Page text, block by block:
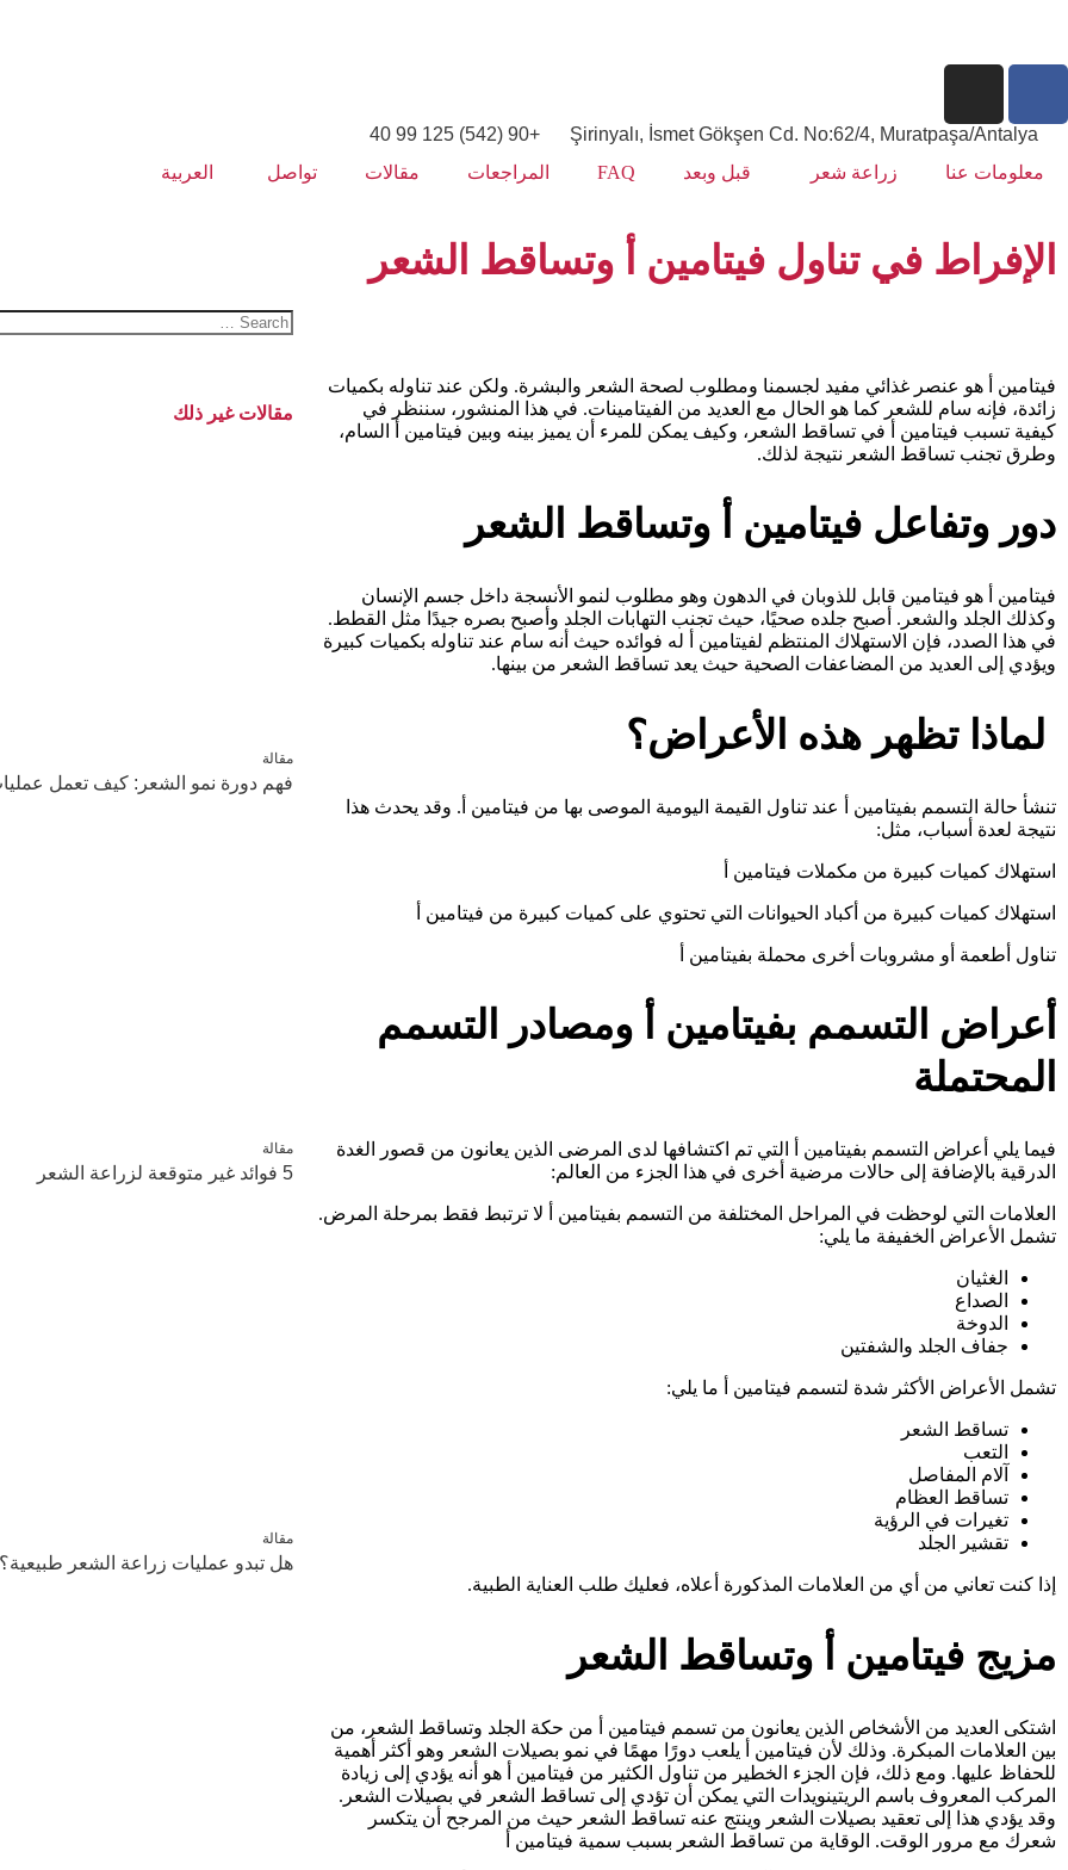
Şirinyalı, İsmet Gökşen Cd. No:62/4, Muratpaşa/Antalya
+90 (542) 125 99 40
معلومات عنا
زراعة شعر قبل وبعد FAQ المراجعات مقالات تواصل العربية
الإفراط في تناول فيتامين أ وتساقط الشعر
فيتامين أ هو عنصر غذائي مفيد لجسمنا ومطلوب لصحة الشعر والبشرة. ولكن عند تناوله بكميات
زائدة، فإنه سام للشعر كما هو الحال مع العديد من الفيتامينات. في هذا المنشور، سننظر في
كيفية تسبب فيتامين أ في تساقط الشعر، وكيف يمكن للمرء أن يميز بينه وبين فيتامين أ السام،
وطرق تجنب تساقط الشعر نتيجة لذلك.
دور وتفاعل فيتامين أ وتساقط الشعر
فيتامين أ هو فيتامين قابل للذوبان في الدهون وهو مطلوب لنمو الأنسجة داخل جسم الإنسان
وكذلك الجلد والشعر. أصبح جلده صحيًا، حيث تجنب التهابات الجلد وأصبح بصره جيدًا مثل القطط.
في هذا الصدد، فإن الاستهلاك المنتظم لفيتامين أ له فوائده حيث أنه سام عند تناوله بكميات كبيرة
ويؤدي إلى العديد من المضاعفات الصحية حيث يعد تساقط الشعر من بينها.
لماذا تظهر هذه الأعراض؟
تنشأ حالة التسمم بفيتامين أ عند تناول القيمة اليومية الموصى بها من فيتامين أ. وقد يحدث هذا
نتيجة لعدة أسباب، مثل:
استهلاك كميات كبيرة من مكملات فيتامين أ
استهلاك كميات كبيرة من أكباد الحيوانات التي تحتوي على كميات كبيرة من فيتامين أ
تناول أطعمة أو مشروبات أخرى محملة بفيتامين أ
أعراض التسمم بفيتامين أ ومصادر التسمم
المحتملة
فيما يلي أعراض التسمم بفيتامين أ التي تم اكتشافها لدى المرضى الذين يعانون من قصور الغدة
الدرقية بالإضافة إلى حالات مرضية أخرى في هذا الجزء من العالم:
العلامات التي لوحظت في المراحل المختلفة من التسمم بفيتامين أ لا ترتبط فقط بمرحلة المرض.
تشمل الأعراض الخفيفة ما يلي:
الغثيان
الصداع
الدوخة
جفاف الجلد والشفتين
تشمل الأعراض الأكثر شدة لتسمم فيتامين أ ما يلي:
تساقط الشعر
التعب
آلام المفاصل
تساقط العظام
تغيرات في الرؤية
تقشير الجلد
إذا كنت تعاني من أي من العلامات المذكورة أعلاه، فعليك طلب العناية الطبية.
مزيج فيتامين أ وتساقط الشعر
اشتكى العديد من الأشخاص الذين يعانون من تسمم فيتامين أ من حكة الجلد وتساقط الشعر، من
بين العلامات المبكرة. وذلك لأن فيتامين أ يلعب دورًا مهمًا في نمو بصيلات الشعر وهو أكثر أهمية
للحفاظ عليها. ومع ذلك، فإن الجزء الخطير من تناول الكثير من فيتامين أ هو أنه يؤدي إلى زيادة
المركب المعروف باسم الريتينويدات التي يمكن أن تؤدي إلى تساقط الشعر في بصيلات الشعر.
وقد يؤدي هذا إلى تعقيد بصيلات الشعر وينتج عنه تساقط الشعر حيث من المرجح أن يتكسر
شعرك مع مرور الوقت. الوقاية من تساقط الشعر بسبب سمية فيتامين أ
مقالات غير ذلك
مقالة
فهم دورة نمو الشعر: كيف تعمل
مقالة
5 فوائد غير متوقعة لزراعة الشعر
مقالة
هل تبدو عمليات زراعة الشعر طبيعية؟